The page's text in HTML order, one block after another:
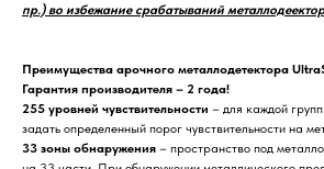
пр.) во избежание срабатываний
Преимущества арочного металлодетектора
Гарантия производителя – 2 года!
255 уровней чувствительности – для каждой
задать определенный порог чувствительности на
33 зоны обнаружения – пространство под